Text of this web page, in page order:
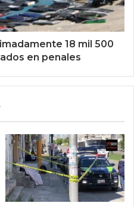
18 mil 500
en penales